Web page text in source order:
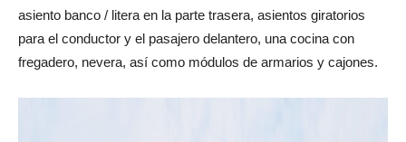
asiento banco / litera en la parte trasera, asientos giratorios
para el conductor y el pasajero delantero, una cocina con
fregadero, nevera, así como módulos de armarios y cajones.